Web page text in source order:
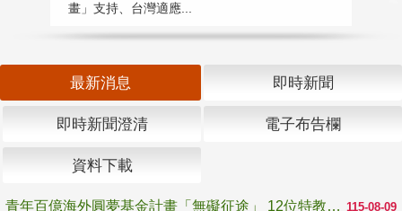
畫」支持、台灣適應...
最新消息 即時新聞
即時新聞澄清 電子布告欄
資料下載
115-08-09
青年百億海外圓夢基金計畫「無礙征途」 12位特教與弱勢青年勇闖西班牙 跨越感官限制見證生命蛻變